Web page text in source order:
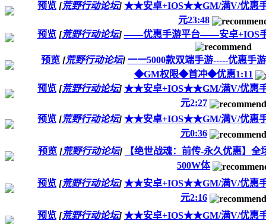
预览 [荒野行动论坛] ★★安卓+IOS★★GM/满V/优惠
元23:48
预览 [荒野行动论坛] ——优惠手游平台——安卓+IOS
预览 [荒野行动论坛] 一一5000款双端手游-----优惠
◆GM权限◆首冲◆优惠1:11
预览 [荒野行动论坛] ★★安卓+IOS★★GM/满V/优惠
元2:27
预览 [荒野行动论坛] ★★安卓+IOS★★GM/满V/优惠
元0:36
预览 [荒野行动论坛]
【绝世战魂：前传-永久优惠】
500W体
预览 [荒野行动论坛] ★★安卓+IOS★★GM/满V/优惠
元2:16
预览 [荒野行动论坛] ★★安卓+IOS★★GM/满V/优惠